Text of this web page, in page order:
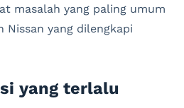
masalah yang paling umum
Nissan yang dilengkapi
yang terlalu